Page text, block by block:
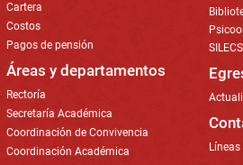
Cartera
Costos
Pagos de pensión
Áreas y departamentos
Rectoría
Secretaría Académica
Coordinación de Convivencia
Coordinación Académica
SILECS